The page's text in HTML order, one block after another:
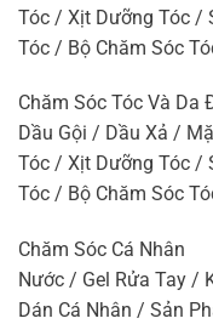
Tóc / Xịt Dưỡng Tóc /
Tóc / Bộ Chăm Sóc
Chăm Sóc Tóc Và Da
Dầu Gội / Dầu Xả /
Tóc / Xịt Dưỡng Tóc /
Tóc / Bộ Chăm Sóc
Chăm Sóc Cá Nhân
Nước / Gel Rửa Tay /
Dán Cá Nhân / Sản